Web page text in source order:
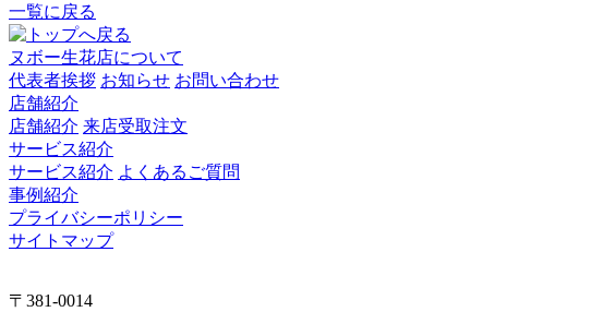
一覧に戻る
ヌボー生花店について
代表者挨拶 お知らせ お問い合わせ
店舗紹介
店舗紹介 来店受取注文
サービス紹介
サービス紹介 よくあるご質問
事例紹介
プライバシーポリシー
サイトマップ
〒381-0014